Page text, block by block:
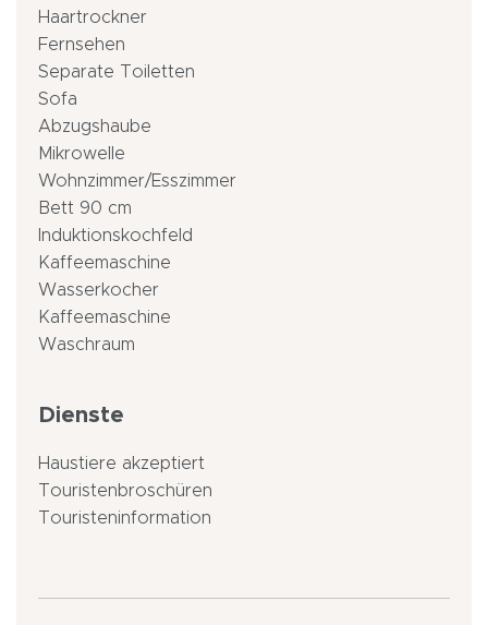
Haartrockner
Fernsehen
Separate Toiletten
Sofa
Abzugshaube
Mikrowelle
Wohnzimmer/Esszimmer
Bett 90 cm
Induktionskochfeld
Kaffeemaschine
Wasserkocher
Kaffeemaschine
Waschraum
Dienste
Haustiere akzeptiert
Touristenbroschüren
Touristeninformation